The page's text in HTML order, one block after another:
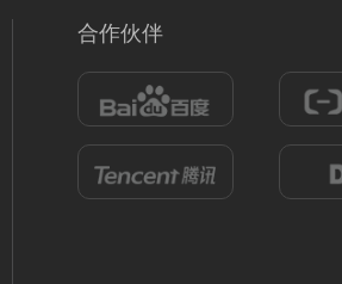
366管道疏通
iGB02220821 形式 ？！ 营销短视频; 中级款; 管道疏通;
0
合作伙伴